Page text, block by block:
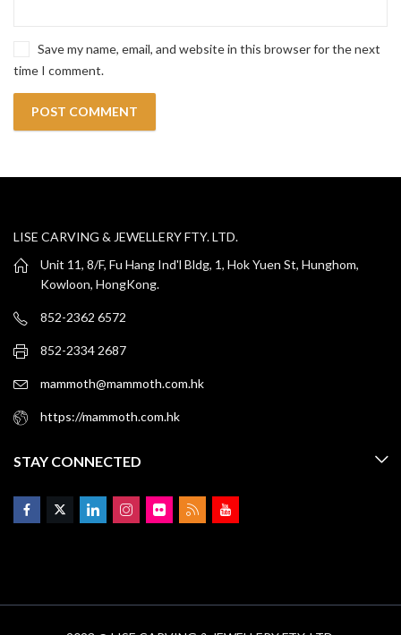
Save my name, email, and website in this browser for the next
time I comment.
LISE CARVING & JEWELLERY FTY. LTD.
Unit 11, 8/F, Fu Hang Ind'l Bldg, 1, Hok Yuen St, Hunghom,
Kowloon, HongKong.
852-2362 6572
852-2334 2687
mammoth@mammoth.com.hk
https://mammoth.com.hk
STAY CONNECTED